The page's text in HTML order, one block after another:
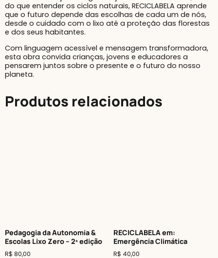
do que entender os ciclos naturais, RECICLABELA aprende
que o futuro depende das escolhas de cada um de nós,
desde o cuidado com o lixo até a proteção das florestas
e dos seus habitantes.
Com linguagem acessível e mensagem transformadora,
esta obra convida crianças, jovens e educadores a
pensarem juntos sobre o presente e o futuro do nosso
planeta.
Produtos relacionados
Pedagogia da Autonomia &
Escolas Lixo Zero – 2ª edição
R$ 80,00
RECICLABELA em:
Emergência Climática
R$ 40,00